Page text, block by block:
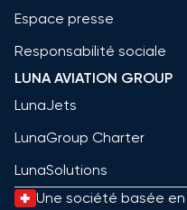
Espace presse
Responsabilité sociale
LUNA AVIATION GROUP
LunaJets
LunaGroup Charter
LunaSolutions
Une société basée en